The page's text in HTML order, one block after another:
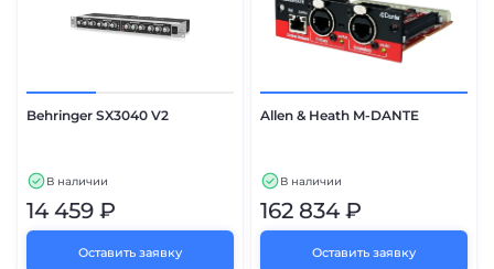
Behringer SX3040 V2
В наличии
14 459 ₽
Оставить заявку
Allen & Heath M-DANTE
В наличии
162 834 ₽
Оставить заявку